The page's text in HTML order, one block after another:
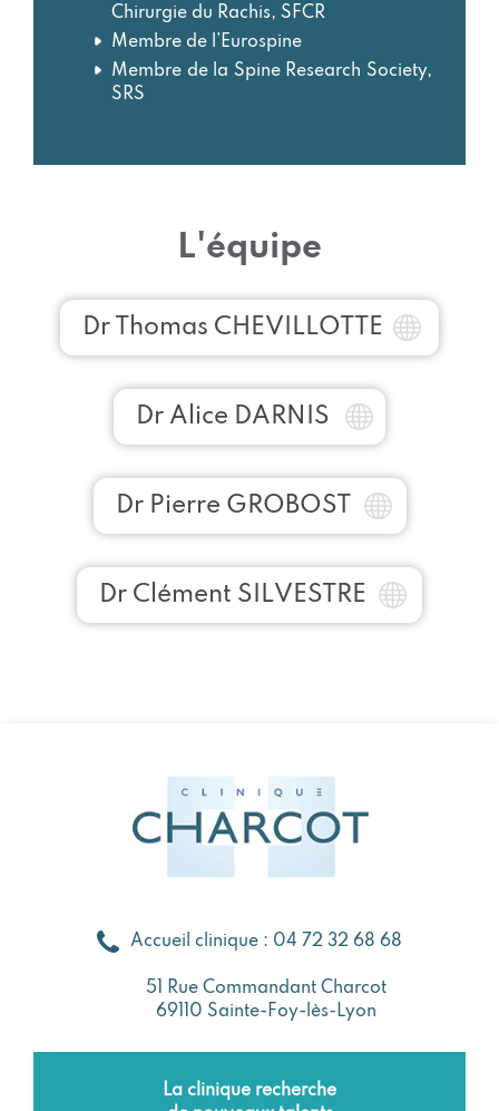
Chirurgie du Rachis, SFCR
Membre de l’Eurospine
Membre de la Spine Research Society,
SRS
L'équipe
Dr Thomas CHEVILLOTTE
Dr Alice DARNIS
Dr Pierre GROBOST
Dr Clément SILVESTRE
Accueil clinique : 04 72 32 68 68
51 Rue Commandant Charcot
69110 Sainte-Foy-lès-Lyon
La clinique recherche